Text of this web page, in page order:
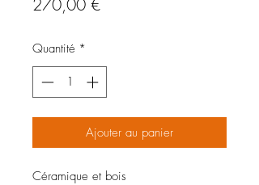
270,00 €
Quantité *
Ajouter au panier
Céramique et bois